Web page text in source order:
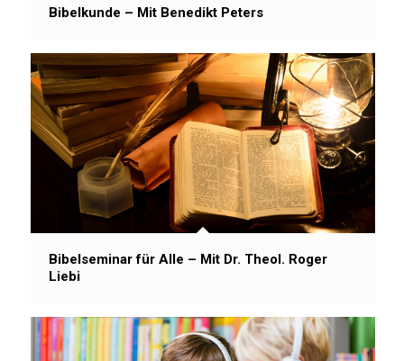
Bibelkunde – Mit Benedikt Peters
Bibelseminar für Alle – Mit Dr. Theol. Roger
Liebi